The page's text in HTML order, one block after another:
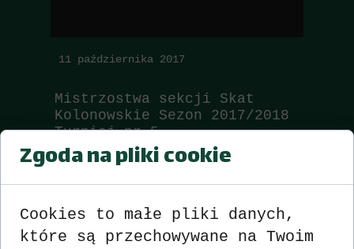
11 października 2017
Mistrzostwa sekcji Skat
Kolonowskie Sezon 2017/2018
Turniej nr 5
Zgoda na pliki cookie
Cookies to małe pliki danych,
które są przechowywane na Twoim